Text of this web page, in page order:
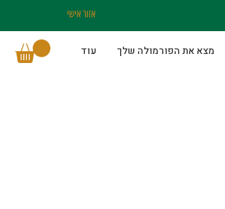
מצא את הפורמולה שלך עוד
אזור אישי